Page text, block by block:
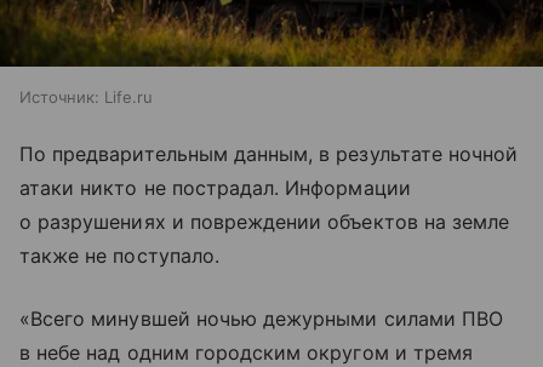
Источник: Life.ru
По предварительным данным, в результате ночной
атаки никто не пострадал. Информации
о разрушениях и повреждении объектов на земле
также не поступало.
«Всего минувшей ночью дежурными силами ПВО
в небе над одним городским округом и тремя